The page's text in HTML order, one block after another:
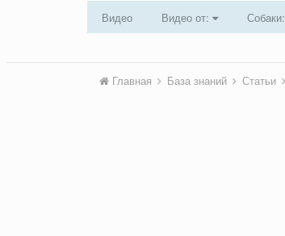
Видео Видео от: Собаки:
Главная База знаний Статьи